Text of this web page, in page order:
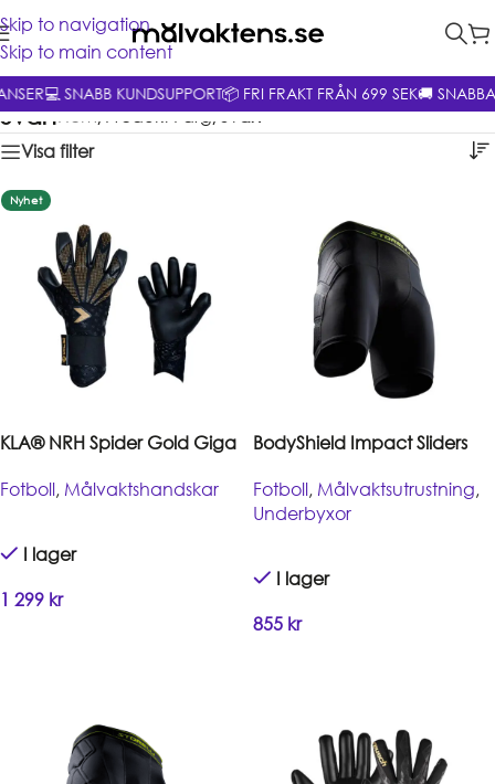
Skip to navigation
Skip to main content
💻 SNABB KUNDSUPPORT📦 FRI FRAKT FRÅN 699 SEK🚚 SNABBA
SvartHem/Produkt Färg/Svart
Visa filter
Nyhet
KLA® NRH Spider Gold Giga
Fotboll, Målvaktshandskar
I lager
1 299 kr
BodyShield Impact Sliders
Fotboll, Målvaktsutrustning,
Underbyxor
I lager
855 kr